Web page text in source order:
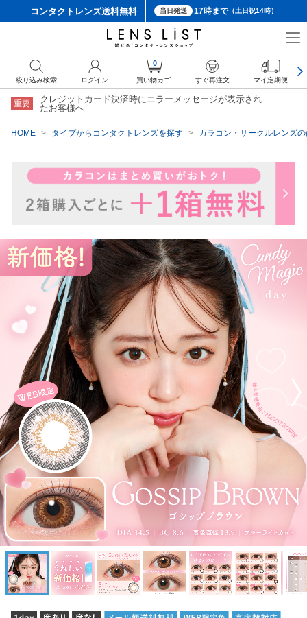
コンタクトレンズ送料無料 当日発送 17時まで（土日祝14時）
重要
クレジットカード決済時にエラーメッセージが表示され
たお客様へ
HOME タイプからコンタクトレンズを探す カラコン・サークルレンズ
絞り込み検索 ログイン
0
買い物カゴ すぐ再注文 マイ定期便
クーポン詳細